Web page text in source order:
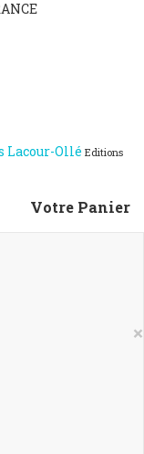
Lacour-Ollé Editions
Votre Panier
×